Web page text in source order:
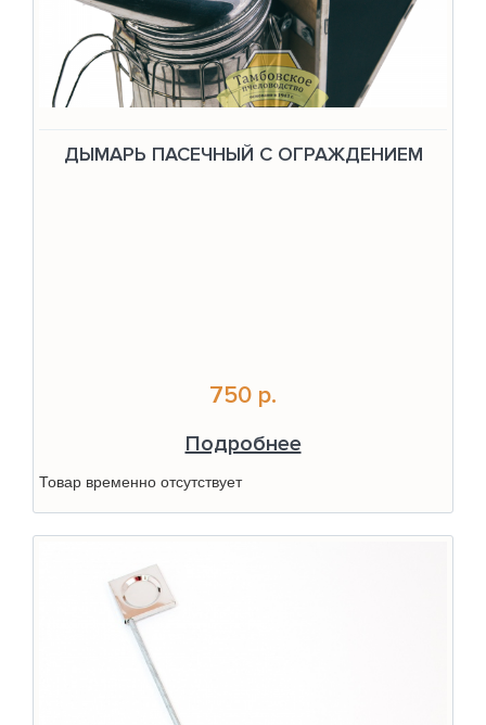
ДЫМАРЬ ПАСЕЧНЫЙ С ОГРАЖДЕНИЕМ
750 р.
Подробнее
Товар временно отсутствует